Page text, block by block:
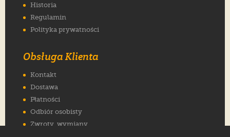
Historia
Regulamin
Polityka prywatności
Obsługa Klienta
Kontakt
Dostawa
Płatności
Odbiór osobisty
Zwroty, wymiany